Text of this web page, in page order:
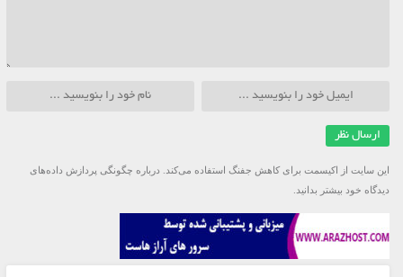
این سایت از اکیسمت برای کاهش جفنگ استفاده می‌کند. درباره چگونگی پردازش داده‌های
دیدگاه خود بیشتر بدانید.